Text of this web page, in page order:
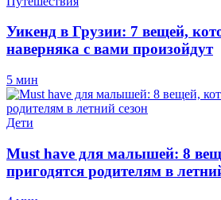
Уикенд в Грузии: 7 вещей,
наверняка с вами произойдут
5 мин
Дети
Must have для малышей: 8
пригодятся родителям в